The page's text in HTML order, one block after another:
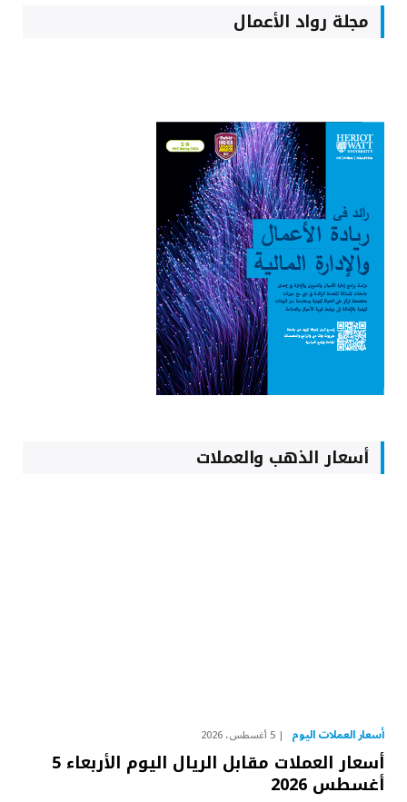
مجلة رواد الأعمال
أسعار الذهب والعملات
أسعار العملات اليوم 5 أغسطس، 2026
أسعار العملات مقابل الريال اليوم الأربعاء 5
أغسطس 2026